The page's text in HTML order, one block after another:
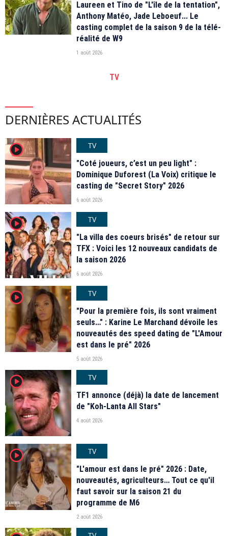
Laureen et Tino de "L'île de la tentation",
Anthony Matéo, Jade Leboeuf... Le
casting complet de la saison 9 de la télé-
réalité de W9
1 août 2026
TV
DERNIÈRES ACTUALITÉS
player2
TV
"Coté joueurs, c’est un peu light" :
Dominique Duforest (La Voix) critique le
casting de "Secret Story" 2026
6 août 2026
player2
TV
"La villa des coeurs brisés" de retour sur
TFX : Voici les 12 nouveaux candidats de
la saison 2026
6 août 2026
player2
TV
"Pour la première fois, ils sont vraiment
seuls…" : Karine Le Marchand dévoile les
nouveautés des speed dating de "L'Amour
est dans le pré" 2026
5 août 2026
player2
TV
TF1 annonce (déjà) la date de lancement
de "Koh-Lanta All Stars"
4 août 2026
player2
TV
"L'amour est dans le pré" 2026 : Date,
nouveautés, agriculteurs… Tout ce qu'il
faut savoir sur la saison 21 du
programme de M6
2 août 2026